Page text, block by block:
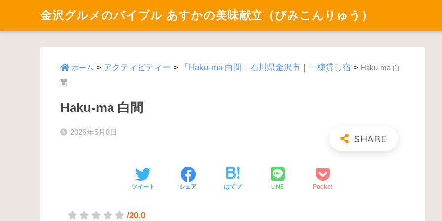
金沢グルメのバイブル あすかの美味献立（びみこんりゅう）
ホーム > アクティビティー > 「Haku-ma 白間」石川県金沢市｜一棟貸し宿 > Haku-ma 白
間
Haku-ma 白間
2026年5月8日
ツイート シェア はてブ LINE Pocket
/20.0